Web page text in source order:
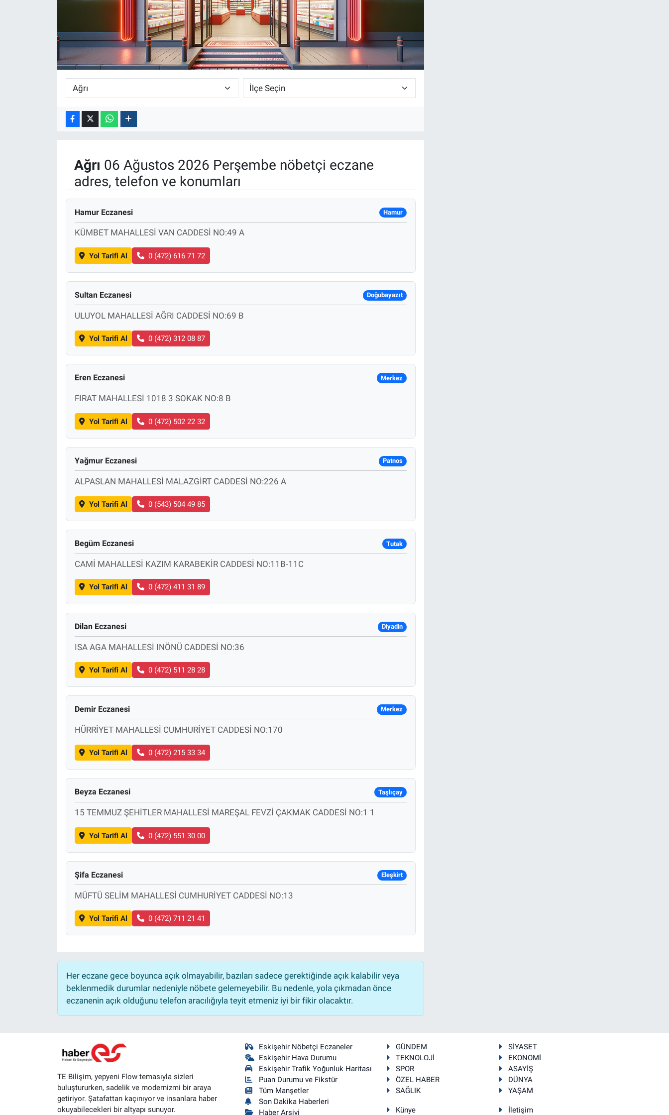
Ağrı 06 Ağustos 2026 Perşembe nöbetçi eczane
adres, telefon ve konumları
Hamur Eczanesi Hamur
KÜMBET MAHALLESİ VAN CADDESİ NO:49 A
Yol Tarifi Al 0 (472) 616 71 72
Sultan Eczanesi Doğubayazıt
ULUYOL MAHALLESİ AĞRI CADDESİ NO:69 B
Yol Tarifi Al 0 (472) 312 08 87
Eren Eczanesi Merkez
FIRAT MAHALLESİ 1018 3 SOKAK NO:8 B
Yol Tarifi Al 0 (472) 502 22 32
Yağmur Eczanesi Patnos
ALPASLAN MAHALLESİ MALAZGİRT CADDESİ NO:226 A
Yol Tarifi Al 0 (543) 504 49 85
Begüm Eczanesi Tutak
CAMİ MAHALLESİ KAZIM KARABEKİR CADDESİ NO:11B-11C
Yol Tarifi Al 0 (472) 411 31 89
Dilan Eczanesi Diyadin
ISA AGA MAHALLESİ INÖNÜ CADDESİ NO:36
Yol Tarifi Al 0 (472) 511 28 28
Demir Eczanesi Merkez
HÜRRİYET MAHALLESİ CUMHURİYET CADDESİ NO:170
Yol Tarifi Al 0 (472) 215 33 34
Beyza Eczanesi Taşlıçay
15 TEMMUZ ŞEHİTLER MAHALLESİ MAREŞAL FEVZİ ÇAKMAK CADDESİ NO:1 1
Yol Tarifi Al 0 (472) 551 30 00
Şifa Eczanesi Eleşkirt
MÜFTÜ SELİM MAHALLESİ CUMHURİYET CADDESİ NO:13
Yol Tarifi Al 0 (472) 711 21 41
Her eczane gece boyunca açık olmayabilir, bazıları sadece gerektiğinde açık kalabilir veya
beklenmedik durumlar nedeniyle nöbete gelemeyebilir. Bu nedenle, yola çıkmadan önce
eczanenin açık olduğunu telefon aracılığıyla teyit etmeniz iyi bir fikir olacaktır.
TE Bilişim, yepyeni Flow temasıyla sizleri
buluştururken, sadelik ve modernizmi bir araya
getiriyor. Şatafattan kaçınıyor ve insanlara haber
okuyabilecekleri bir altyapı sunuyor.
Eskişehir Nöbetçi Eczaneler
Eskişehir Hava Durumu
Eskişehir Trafik Yoğunluk Haritası
Puan Durumu ve Fikstür
Tüm Manşetler
Son Dakika Haberleri
Haber Arşivi
GÜNDEM
SİYASET
TEKNOLOJİ
EKONOMİ
SPOR
ASAYİŞ
ÖZEL HABER
DÜNYA
SAĞLIK
YAŞAM
Künye İletişim